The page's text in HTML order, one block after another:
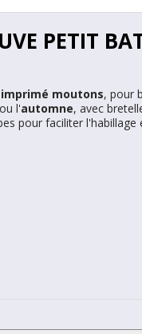
PETIT
moutons, pour
ou l'automne, avec
pour faciliter l'habillage